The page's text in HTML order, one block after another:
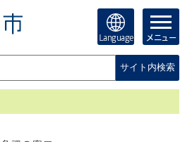
Language メニュー
サイト内検索